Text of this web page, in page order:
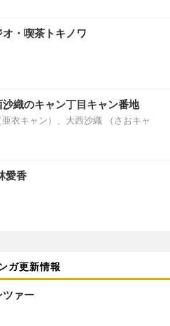
・喫茶トキノワ
織のキャン丁目キャン番地
衣キャン）、大西沙織 （さおキャ
愛香
ガ更新情報
ツァー